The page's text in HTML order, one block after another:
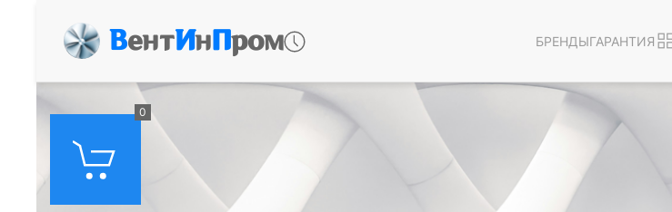
ВентИнПром БРЕНДЫГАРАНТИЯ
0